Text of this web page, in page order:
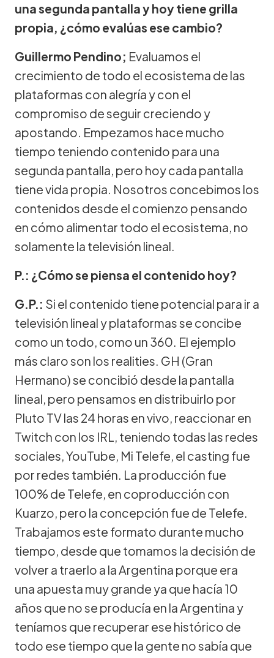
una segunda pantalla y hoy tiene grilla
propia, ¿cómo evalúas ese cambio?
Guillermo Pendino; Evaluamos el
crecimiento de todo el ecosistema de las
plataformas con alegría y con el
compromiso de seguir creciendo y
apostando. Empezamos hace mucho
tiempo teniendo contenido para una
segunda pantalla, pero hoy cada pantalla
tiene vida propia. Nosotros concebimos los
contenidos desde el comienzo pensando
en cómo alimentar todo el ecosistema, no
solamente la televisión lineal.
P.: ¿Cómo se piensa el contenido hoy?
G.P.: Si el contenido tiene potencial para ir a
televisión lineal y plataformas se concibe
como un todo, como un 360. El ejemplo
más claro son los realities. GH (Gran
Hermano) se concibió desde la pantalla
lineal, pero pensamos en distribuirlo por
Pluto TV las 24 horas en vivo, reaccionar en
Twitch con los IRL, teniendo todas las redes
sociales, YouTube, Mi Telefe, el casting fue
por redes también. La producción fue
100% de Telefe, en coproducción con
Kuarzo, pero la concepción fue de Telefe.
Trabajamos este formato durante mucho
tiempo, desde que tomamos la decisión de
volver a traerlo a la Argentina porque era
una apuesta muy grande ya que hacía 10
años que no se producía en la Argentina y
teníamos que recuperar ese histórico de
todo ese tiempo que la gente no sabía que